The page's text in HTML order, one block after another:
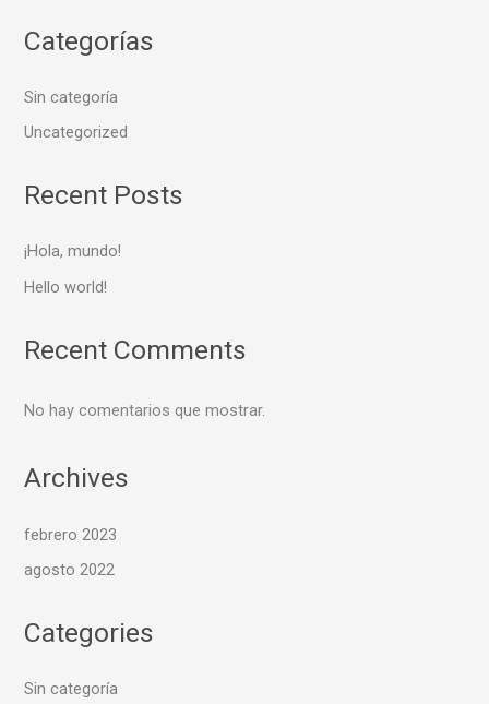
Categorías
Sin categoría
Uncategorized
Recent Posts
¡Hola, mundo!
Hello world!
Recent Comments
No hay comentarios que mostrar.
Archives
febrero 2023
agosto 2022
Categories
Sin categoría